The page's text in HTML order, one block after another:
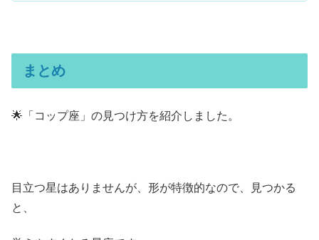
まとめ
🌟「コップ座」の見つけ方を紹介しました。
目立つ星はありませんが、形が特徴的なので、見つかる
と、